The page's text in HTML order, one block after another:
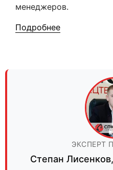
менеджеров.
Подробнее
ЭКСПЕРТ
Степан Лисенков,